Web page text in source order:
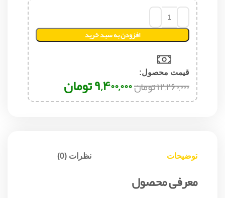
افزودن به سبد خرید
قیمت محصول:​
۱۲,۲۶۰,۰۰۰تومان۹,۴۰۰,۰۰۰تومان
توضیحات نظرات (0)
معرفی محصول